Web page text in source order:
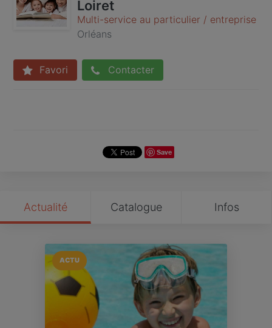
Loiret
Multi-service au particulier / entreprise
Orléans
Favori Contacter
Save
Actualité Catalogue Infos
ACTU